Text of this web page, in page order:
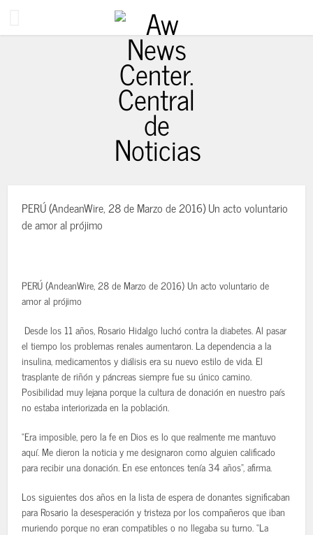
PERÚ (AndeanWire, 28 de Marzo de 2016) Un acto voluntario
de amor al prójimo
PERÚ (AndeanWire, 28 de Marzo de 2016) Un acto voluntario de
amor al prójimo
Desde los 11 años, Rosario Hidalgo luchó contra la diabetes. Al pasar
el tiempo los problemas renales aumentaron. La dependencia a la
insulina, medicamentos y diálisis era su nuevo estilo de vida. El
trasplante de riñón y páncreas siempre fue su único camino.
Posibilidad muy lejana porque la cultura de donación en nuestro país
no estaba interiorizada en la población.
“Era imposible, pero la fe en Dios es lo que realmente me mantuvo
aquí. Me dieron la noticia y me designaron como alguien calificado
para recibir una donación. En ese entonces tenía 34 años”, afirma.
Los siguientes dos años en la lista de espera de donantes significaban
para Rosario la desesperación y tristeza por los compañeros que iban
muriendo porque no eran compatibles o no llegaba su turno. “La